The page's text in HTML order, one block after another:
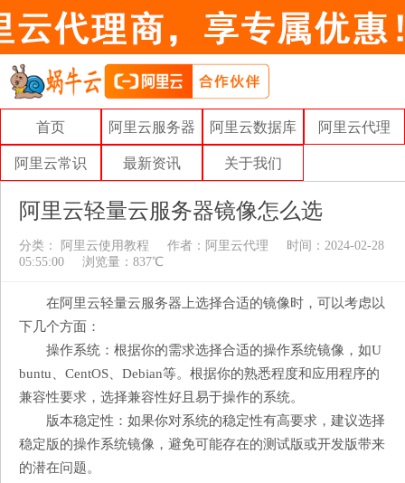
首页 阿里云服务器 阿里云数据库 阿里云代理
阿里云常识 最新资讯 关于我们
阿里云轻量云服务器镜像怎么选
分类： 阿里云使用教程 作者： 阿里云代理
时间：2024-02-28
05:55:00
浏览量：837℃
在阿里云轻量云服务器上选择合适的镜像时，可以考虑以
下几个方面：
操作系统：根据你的需求选择合适的操作系统镜像，如U
buntu、CentOS、Debian等。根据你的熟悉程度和应用程序的
兼容性要求，选择兼容性好且易于操作的系统。
版本稳定性：如果你对系统的稳定性有高要求，建议选择
稳定版的操作系统镜像，避免可能存在的测试版或开发版带来
的潜在问题。